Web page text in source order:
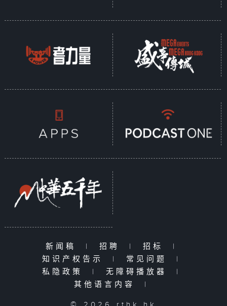
新闻稿 | 招聘 | 招标
|
知识产权告示
| 常见问题
|
私隐政策
| 无障碍播放器
|
其他语言内容
|